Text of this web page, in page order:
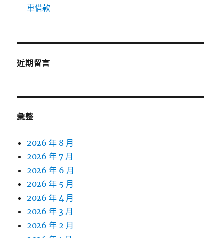
車借款
近期留言
彙整
2026 年 8 月
2026 年 7 月
2026 年 6 月
2026 年 5 月
2026 年 4 月
2026 年 3 月
2026 年 2 月